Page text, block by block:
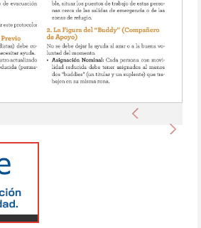
Anterior